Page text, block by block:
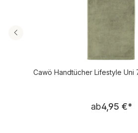
Cawö Handtücher Lifestyle
ab4,95 €*